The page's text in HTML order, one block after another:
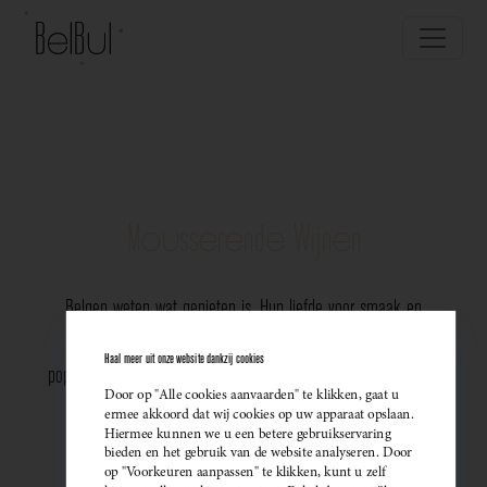
Belgen weten wat genieten is. Hun liefde voor smaak en
populariteit van Belgische mousserende wijnen. Meer dan ooit
kiezen ze bewust voor lokale bubbels — ideaal als
sprankelend aperitief of als verfijnde match bij een
gastronomisch diner. Santé!
Haal meer uit onze website dankzij cookies
Door op "Alle cookies aanvaarden" te klikken, gaat u
ermee akkoord dat wij cookies op uw apparaat opslaan.
Hiermee kunnen we u een betere gebruikservaring
bieden en het gebruik van de website analyseren. Door
op "Voorkeuren aanpassen" te klikken, kunt u zelf